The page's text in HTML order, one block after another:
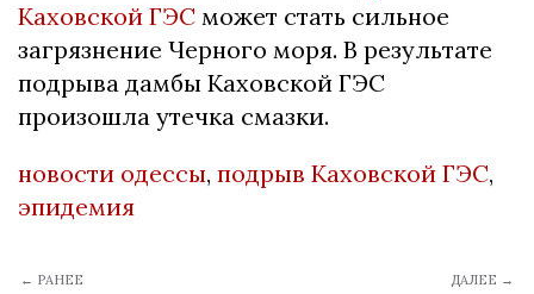
Каховской ГЭС может стать сильное
загрязнение Черного моря. В результате
подрыва дамбы Каховской ГЭС
произошла утечка смазки.
новости одессы, подрыв Каховской ГЭС,
эпидемия
← РАНЕЕ ДАЛЕЕ →